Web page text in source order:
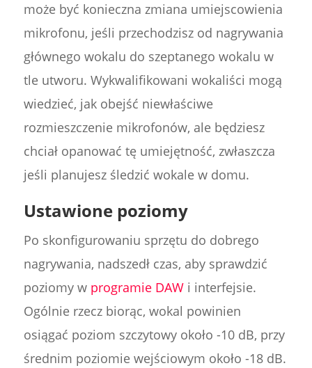
może być konieczna zmiana umiejscowienia
mikrofonu, jeśli przechodzisz od nagrywania
głównego wokalu do szeptanego wokalu w
tle utworu. Wykwalifikowani wokaliści mogą
wiedzieć, jak obejść niewłaściwe
rozmieszczenie mikrofonów, ale będziesz
chciał opanować tę umiejętność, zwłaszcza
jeśli planujesz śledzić wokale w domu.
Ustawione poziomy
Po skonfigurowaniu sprzętu do dobrego
nagrywania, nadszedł czas, aby sprawdzić
poziomy w programie DAWi interfejsie.
Ogólnie rzecz biorąc, wokal powinien
osiągać poziom szczytowy około -10 dB, przy
średnim poziomie wejściowym około -18 dB.